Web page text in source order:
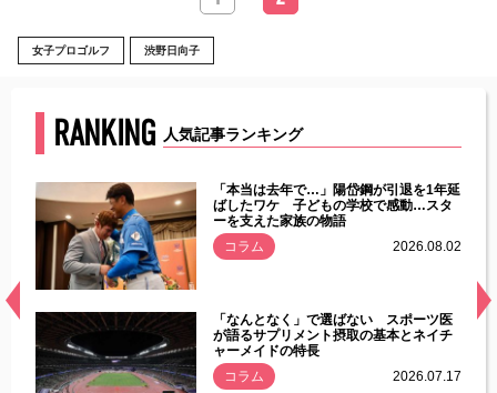
女子プロゴルフ 渋野日向子
RANKING 人気記事ランキング
常
「本当は去年で…」陽岱鋼が引退を1年延
ばしたワケ 子どもの学校で感動…スタ
ーを支えた家族の物語
コラム
2026.08.02
「なんとなく」で選ばない スポーツ医
が語るサプリメント摂取の基本とネイチ
ャーメイドの特長
コラム
2026.07.17